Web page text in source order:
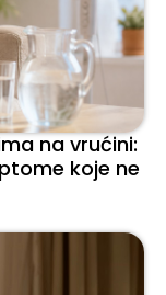
na vrućini:
koje ne